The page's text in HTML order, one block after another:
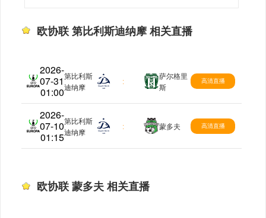
欧协联 第比利斯迪纳摩 相关直播
2026-
07-31
01:00
欧协联
第比利斯
迪纳摩
:
萨尔格里
斯
高清直播
2026-
07-10
01:15
欧协联
第比利斯
迪纳摩
: 蒙多夫 高清直播
欧协联 蒙多夫 相关直播